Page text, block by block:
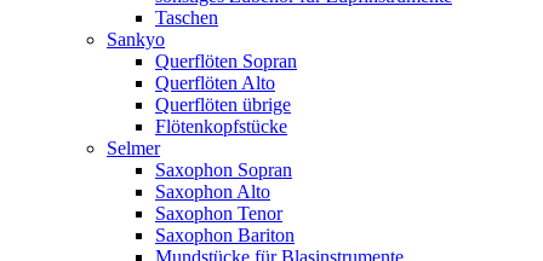
Taschen
Sankyo
Querflöten Sopran
Querflöten Alto
Querflöten übrige
Flötenkopfstücke
Selmer
Saxophon Sopran
Saxophon Alto
Saxophon Tenor
Saxophon Bariton
Mundstücke für Blasinstrumente